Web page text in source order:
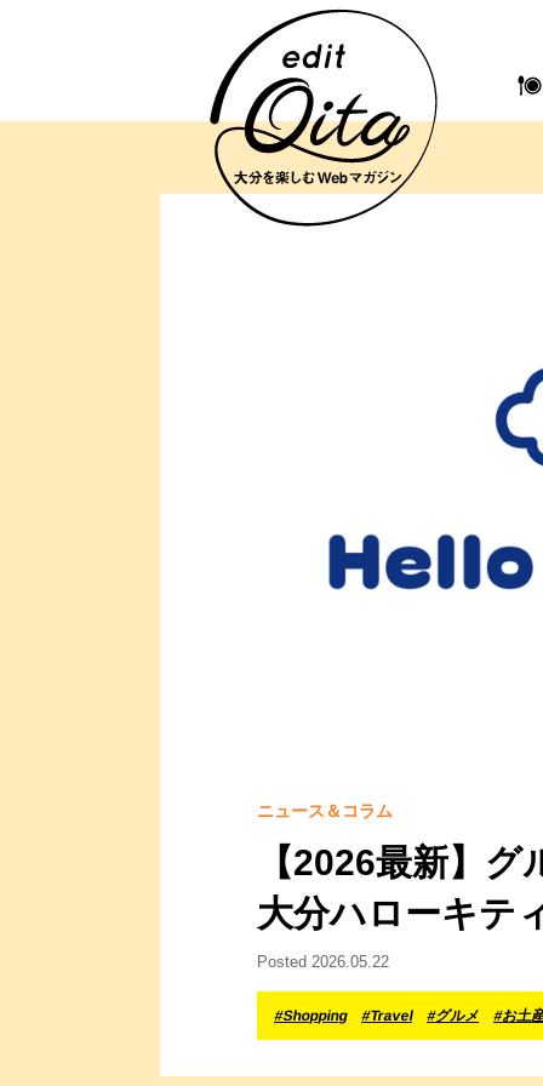
ニュース＆コラム
【2026最新】
大分ハローキテ
Posted 2026.05.22
#Shopping #Travel #グルメ #お土